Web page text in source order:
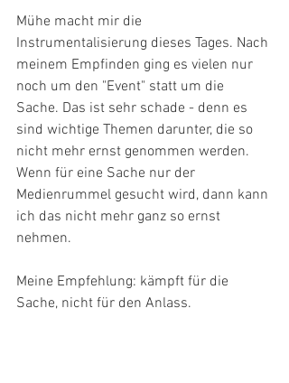
Mühe macht mir die
Instrumentalisierung dieses Tages. Nach
meinem Empfinden ging es vielen nur
noch um den "Event" statt um die
Sache. Das ist sehr schade - denn es
sind wichtige Themen darunter, die so
nicht mehr ernst genommen werden.
Wenn für eine Sache nur der
Medienrummel gesucht wird, dann kann
ich das nicht mehr ganz so ernst
nehmen.
Meine Empfehlung: kämpft für die
Sache, nicht für den Anlass.